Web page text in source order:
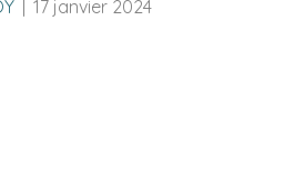
17 janvier 2024